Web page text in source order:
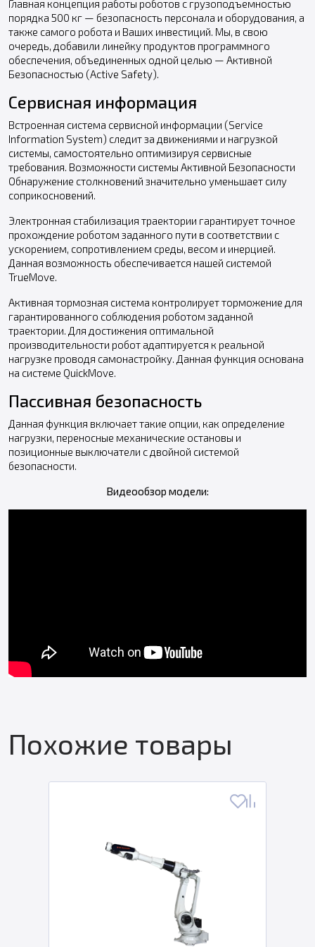
Главная концепция работы роботов с грузоподъемностью
порядка 500 кг — безопасность персонала и оборудования, а
также самого робота и Ваших инвестиций. Мы, в свою
очередь, добавили линейку продуктов программного
обеспечения, объединенных одной целью — Активной
Безопасностью (Active Safety).
Сервисная информация
Встроенная система сервисной информации (Service
Information System) следит за движениями и нагрузкой
системы, самостоятельно оптимизируя сервисные
требования. Возможности системы Активной Безопасности
Обнаружение столкновений значительно уменьшает силу
соприкосновений.
Электронная стабилизация траектории гарантирует точное
прохождение роботом заданного пути в соответствии с
ускорением, сопротивлением среды, весом и инерцией.
Данная возможность обеспечивается нашей системой
TrueMove.
Активная тормозная система контролирует торможение для
гарантированного соблюдения роботом заданной
траектории. Для достижения оптимальной
производительности робот адаптируется к реальной
нагрузке проводя самонастройку. Данная функция основана
на системе QuickMove.
Пассивная безопасность
Данная функция включает такие опции, как определение
нагрузки, переносные механические остановы и
позиционные выключатели с двойной системой
безопасности.
Видеообзор модели:
Похожие товары